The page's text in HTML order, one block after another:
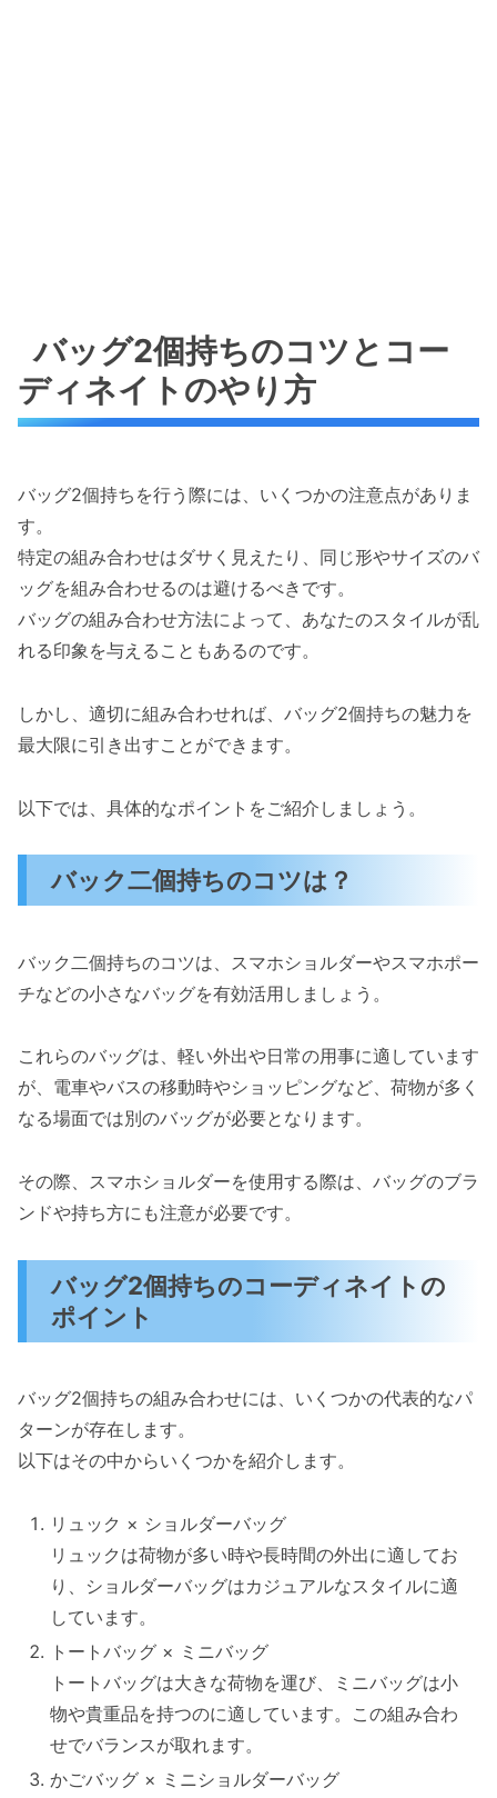
バッグ2個持ちのコツとコー
ディネイトのやり方
バッグ2個持ちを行う際には、いくつかの注意点がありま
す。
特定の組み合わせはダサく見えたり、同じ形やサイズのバ
ッグを組み合わせるのは避けるべきです。
バッグの組み合わせ方法によって、あなたのスタイルが乱
れる印象を与えることもあるのです。
しかし、適切に組み合わせれば、バッグ2個持ちの魅力を
最大限に引き出すことができます。
以下では、具体的なポイントをご紹介しましょう。
バック二個持ちのコツは？
バック二個持ちのコツは、スマホショルダーやスマホポー
チなどの小さなバッグを有効活用しましょう。
これらのバッグは、軽い外出や日常の用事に適しています
が、電車やバスの移動時やショッピングなど、荷物が多く
なる場面では別のバッグが必要となります。
その際、スマホショルダーを使用する際は、バッグのブラ
ンドや持ち方にも注意が必要です。
バッグ2個持ちのコーディネイトの
ポイント
バッグ2個持ちの組み合わせには、いくつかの代表的なパ
ターンが存在します。
以下はその中からいくつかを紹介します。
リュック × ショルダーバッグ
リュックは荷物が多い時や長時間の外出に適してお
り、ショルダーバッグはカジュアルなスタイルに適
しています。
トートバッグ × ミニバッグ
トートバッグは大きな荷物を運び、ミニバッグは小
物や貴重品を持つのに適しています。この組み合わ
せでバランスが取れます。
かごバッグ × ミニショルダーバッグ